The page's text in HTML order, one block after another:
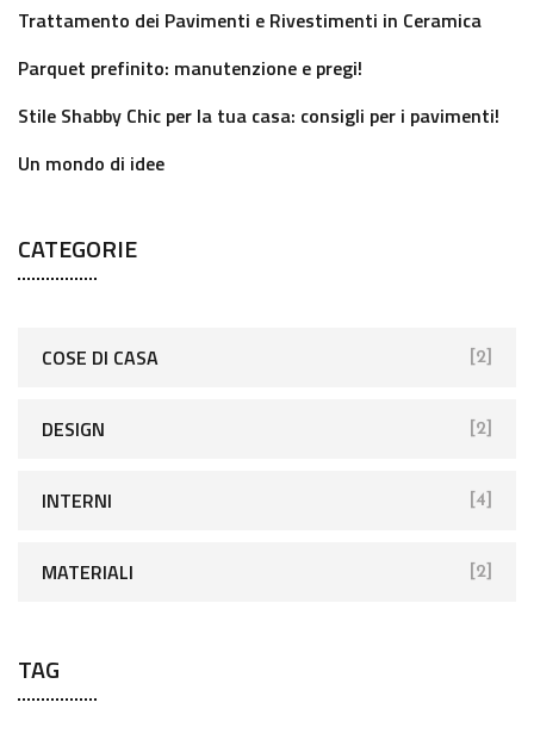
Trattamento dei Pavimenti e Rivestimenti in Ceramica
Parquet prefinito: manutenzione e pregi!
Stile Shabby Chic per la tua casa: consigli per i pavimenti!
Un mondo di idee
CATEGORIE
COSE DI CASA [2]
DESIGN [2]
INTERNI [4]
MATERIALI [2]
TAG